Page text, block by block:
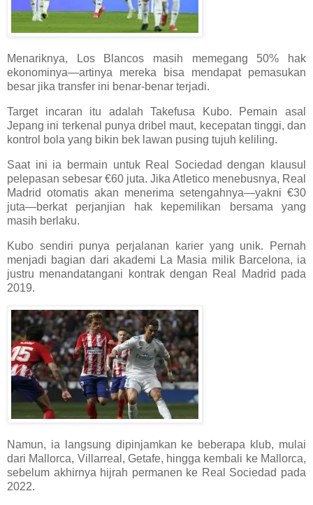
Menariknya, Los Blancos masih memegang 50% hak
ekonominya—artinya mereka bisa mendapat pemasukan
besar jika transfer ini benar-benar terjadi.
Target incaran itu adalah Takefusa Kubo. Pemain asal
Jepang ini terkenal punya dribel maut, kecepatan tinggi, dan
kontrol bola yang bikin bek lawan pusing tujuh keliling.
Saat ini ia bermain untuk Real Sociedad dengan klausul
pelepasan sebesar €60 juta. Jika Atletico menebusnya, Real
Madrid otomatis akan menerima setengahnya—yakni €30
juta—berkat perjanjian hak kepemilikan bersama yang
masih berlaku.
Kubo sendiri punya perjalanan karier yang unik. Pernah
menjadi bagian dari akademi La Masia milik Barcelona, ia
justru menandatangani kontrak dengan Real Madrid pada
2019.
Namun, ia langsung dipinjamkan ke beberapa klub, mulai
dari Mallorca, Villarreal, Getafe, hingga kembali ke Mallorca,
sebelum akhirnya hijrah permanen ke Real Sociedad pada
2022.